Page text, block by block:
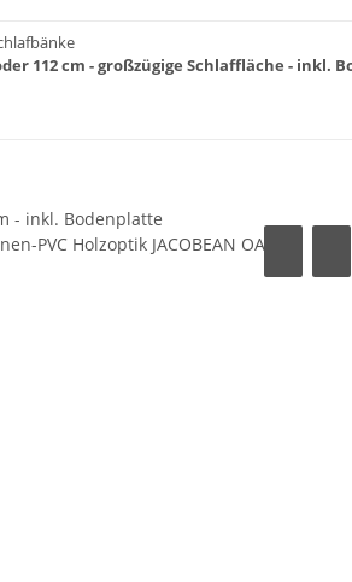
112 cm - großzügige Schlaffläche -